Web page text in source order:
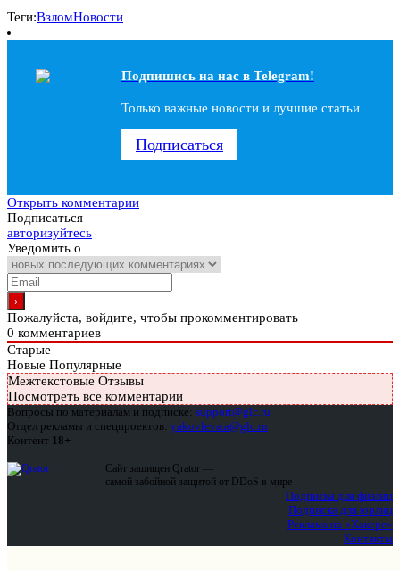
Теги:ВзломНовости
Подпишись на наc в Telegram!
Только важные новости и лучшие статьи
Подписаться
Открыть комментарии
Подписаться
авторизуйтесь
Уведомить о
Пожалуйста, войдите, чтобы прокомментировать
0 комментариев
Старые
Новые Популярные
Межтекстовые Отзывы
Посмотреть все комментарии
Вопросы по материалам и подписке: support@glc.ru
Отдел рекламы и спецпроектов: yakovleva.a@glc.ru
Контент 18+
Сайт защищен Qrator —
самой забойной защитой от DDoS в мире
Подписка для физлиц
Подписка для юрлиц
Реклама на «Хакере»
Контакты